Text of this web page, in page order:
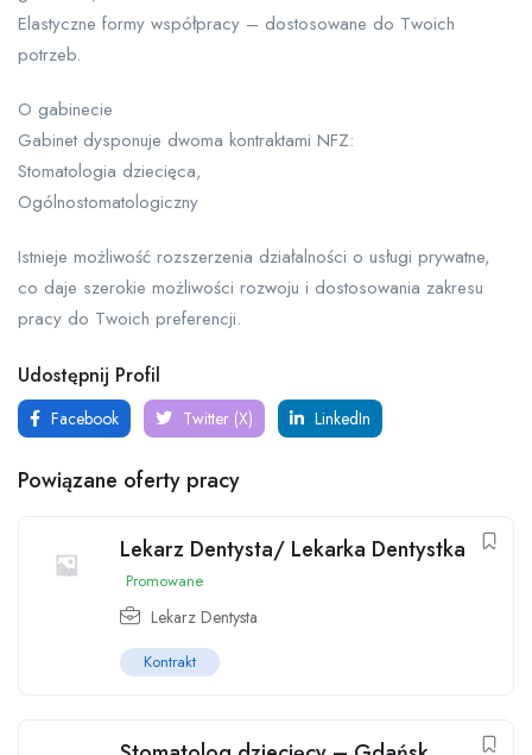
Elastyczne formy współpracy – dostosowane do Twoich
potrzeb.
O gabinecie
Gabinet dysponuje dwoma kontraktami NFZ:
Stomatologia dziecięca,
Ogólnostomatologiczny
Istnieje możliwość rozszerzenia działalności o usługi prywatne,
co daje szerokie możliwości rozwoju i dostosowania zakresu
pracy do Twoich preferencji.
Udostępnij Profil
Facebook Twitter (X) LinkedIn
Powiązane oferty pracy
Lekarz Dentysta/ Lekarka Dentystka
Promowane
Lekarz Dentysta
Kontrakt